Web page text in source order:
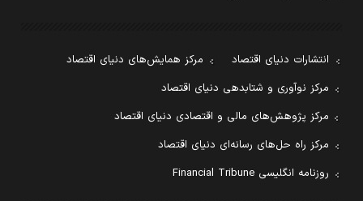
انتشارات دنیای اقتصاد
مرکز همایش‌های دنیای اقتصاد
مرکز نوآوری و شتابدهی دنیای اقتصاد
مرکز پژوهش‌های مالی و اقتصادی دنیای اقتصاد
مرکز راه حل‌های رسانه‌ای دنیای اقتصاد
روزنامه انگلیسی Financial Tribune